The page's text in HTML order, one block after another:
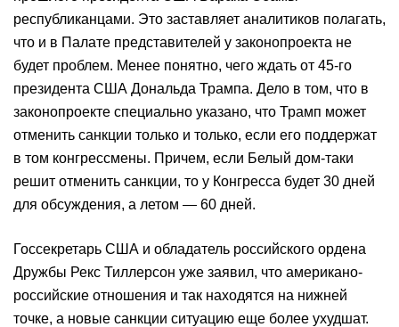
республиканцами. Это заставляет аналитиков полагать,
что и в Палате представителей у законопроекта не
будет проблем. Менее понятно, чего ждать от 45-го
президента США Дональда Трампа. Дело в том, что в
законопроекте специально указано, что Трамп может
отменить санкции только и только, если его поддержат
в том конгрессмены. Причем, если Белый дом-таки
решит отменить санкции, то у Конгресса будет 30 дней
для обсуждения, а летом — 60 дней.
Госсекретарь США и обладатель российского ордена
Дружбы Рекс Тиллерсон уже заявил, что американо-
российские отношения и так находятся на нижней
точке, а новые санкции ситуацию еще более ухудшат.